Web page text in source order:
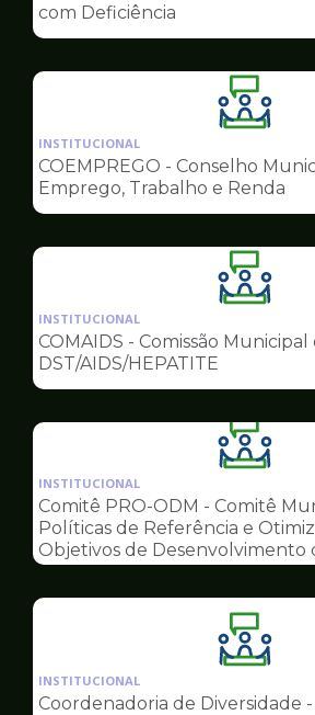
com Deficiência
Ilustração
da
pagina
de
INSTITUCIONAL
COEMPREGO - Conselho
Emprego, Trabalho e Renda
Ilustração
da
pagina
INSTITUCIONAL
COMAIDS - Comissão Municipal
DST/AIDS/HEPATITE
Ilustração
da
pagina
de
INSTITUCIONAL
Comitê PRO-ODM - Comitê
Políticas de Referência e
Objetivos de Desenvolvimento
Ilustração
da
pagina
INSTITUCIONAL
Coordenadoria de Diversidade -